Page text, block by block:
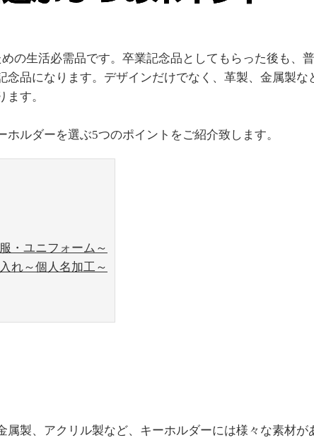
の生活必需品です。卒業記念品としてもらった後も、
念品になります。デザインだけでなく、革製、金属製
す。
ホルダーを選ぶ5つのポイントをご紹介致します。
・ユニフォーム～
れ～個人名加工～
製、アクリル製など、キーホルダーには様々な素材